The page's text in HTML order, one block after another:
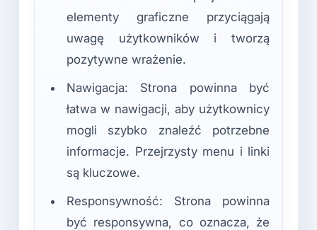
elementy graficzne przyciągają
uwagę użytkowników i tworzą
pozytywne wrażenie.
Nawigacja: Strona powinna być
łatwa w nawigacji, aby użytkownicy
mogli szybko znaleźć potrzebne
informacje. Przejrzysty menu i linki
są kluczowe.
Responsywność: Strona powinna
być responsywna, co oznacza, że